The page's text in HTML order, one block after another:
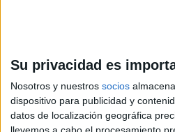
Su privacidad es
Nosotros y nuestros socios
dispositivo para publicidad y
datos de localización geográfica